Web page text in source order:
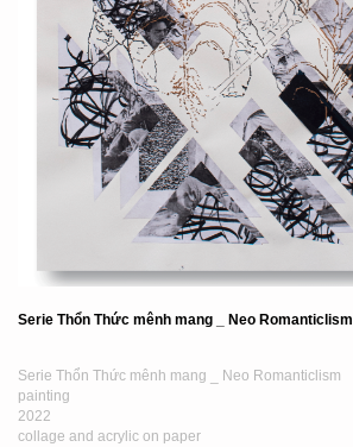
Serie Thổn Thức mênh mang _ Neo Romanticlism
Serie Thổn Thức mênh mang _ Neo Romanticlism
painting
2022
collage and acrylic on paper